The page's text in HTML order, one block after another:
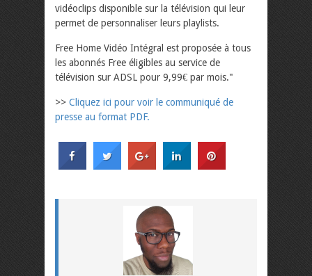
vidéoclips disponible sur la télévision qui leur
permet de personnaliser leurs playlists.
Free Home Vidéo Intégral est proposée à tous
les abonnés Free éligibles au service de
télévision sur ADSL pour 9,99€ par mois."
>> Cliquez ici pour voir le communiqué de
presse au format PDF.